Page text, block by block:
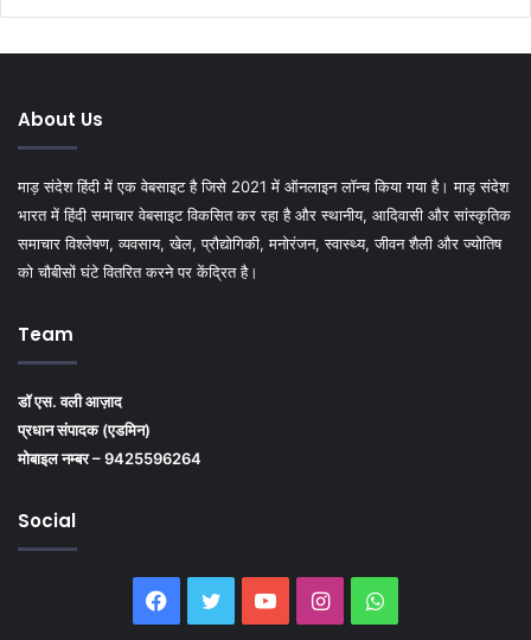
About Us
माड़ संदेश हिंदी में एक वेबसाइट है जिसे 2021 में ऑनलाइन लॉन्च किया गया है। माड़ संदेश
भारत में हिंदी समाचार वेबसाइट विकसित कर रहा है और स्थानीय, आदिवासी और सांस्कृतिक
समाचार विश्लेषण, व्यवसाय, खेल, प्रौद्योगिकी, मनोरंजन, स्वास्थ्य, जीवन शैली और ज्योतिष
को चौबीसों घंटे वितरित करने पर केंद्रित है।
Team
डॉ एस. वली आज़ाद
प्रधान संपादक (एडमिन)
मोबाइल नम्बर – 9425596264
Social
Facebook
TwitterYouTubeInstagramWhatsApp